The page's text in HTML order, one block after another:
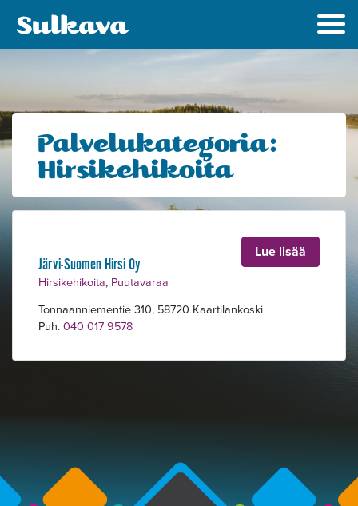
Palvelukategoria:
Hirsikehikoita
Järvi-Suomen Hirsi Oy
Hirsikehikoita, Puutavaraa
Lue lisää
Tonnaanniementie 310, 58720 Kaartilankoski
Puh.040 017 9578
Alavalikko